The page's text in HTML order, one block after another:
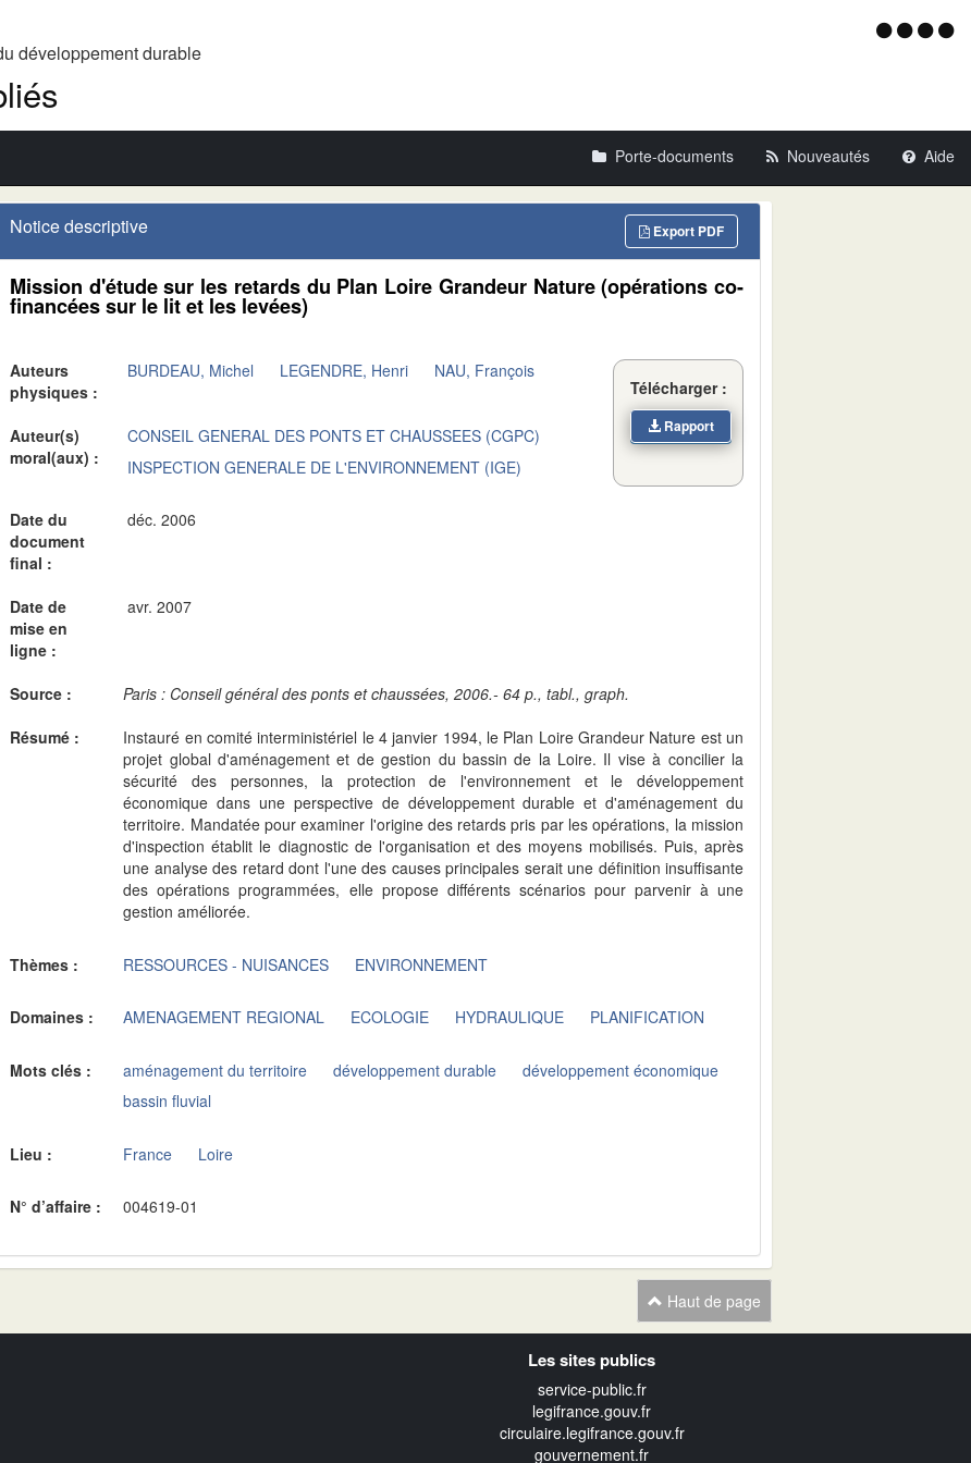
développement durable Menu
Porte-documents Nouveautés Aide
Notice descriptive Export PDF
Mission d'étude sur les retards du Plan Loire Grandeur Nature (opérations co-
financées sur le lit et les levées)
Auteurs
physiques :
BURDEAU, Michel LEGENDRE, Henri NAU, François
Auteur(s)
moral(aux) :
CONSEIL GENERAL DES PONTS ET CHAUSSEES (CGPC)
INSPECTION GENERALE DE L'ENVIRONNEMENT (IGE)
Date du
document
final :
déc. 2006
Date de
mise en
ligne :
avr. 2007
Télécharger :
Rapport
Source :
Paris : Conseil général des ponts et chaussées, 2006.- 64 p., tabl., graph.
Résumé :
Instauré en comité interministériel le 4 janvier 1994, le Plan Loire Grandeur Nature est un
projet global d'aménagement et de gestion du bassin de la Loire. Il vise à concilier la
sécurité des personnes, la protection de l'environnement et le développement
économique dans une perspective de développement durable et d'aménagement du
territoire. Mandatée pour examiner l'origine des retards pris par les opérations, la mission
d'inspection établit le diagnostic de l'organisation et des moyens mobilisés. Puis, après
une analyse des retard dont l'une des causes principales serait une définition insuffisante
des opérations programmées, elle propose différents scénarios pour parvenir à une
gestion améliorée.
Thèmes : RESSOURCES - NUISANCES ENVIRONNEMENT
Domaines : AMENAGEMENT REGIONAL ECOLOGIE HYDRAULIQUE PLANIFICATION
Mots clés : aménagement du territoire développement durable
développement économique
bassin fluvial
Lieu : France Loire
N° d’affaire : 004619-01
Haut de page
Les sites publics
service-public.fr
legifrance.gouv.fr
circulaire.legifrance.gouv.fr
gouvernement.fr